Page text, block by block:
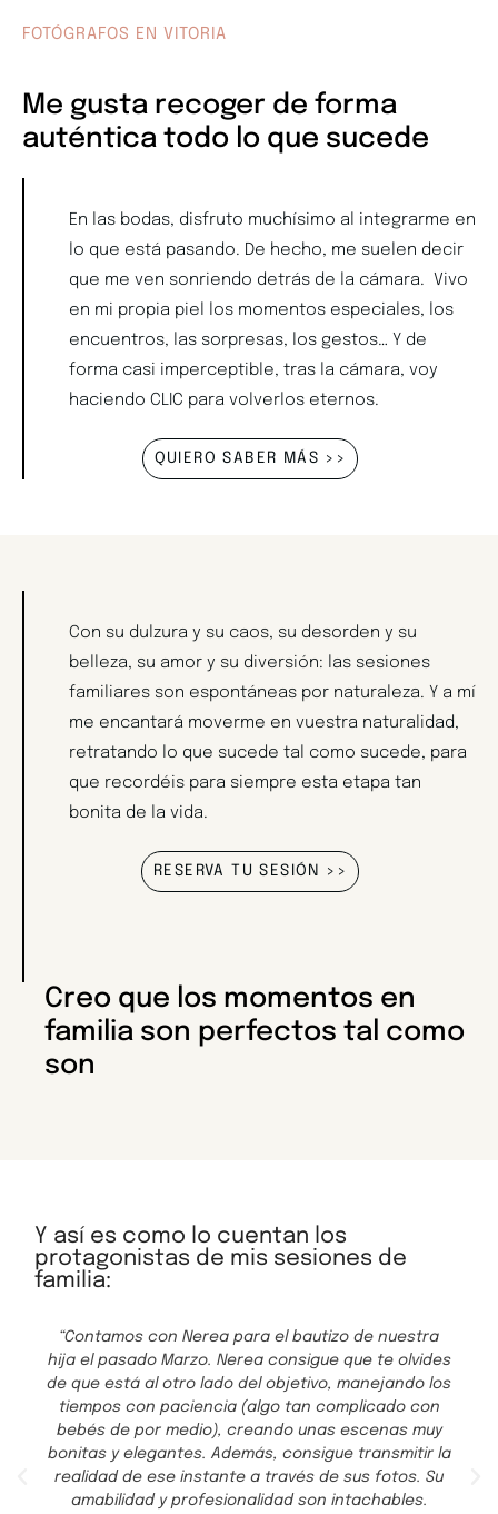
FOTÓGRAFOS EN VITORIA
Me gusta recoger de forma
auténtica todo lo que sucede
En las bodas, disfruto muchísimo al integrarme en
lo que está pasando. De hecho, me suelen decir
que me ven sonriendo detrás de la cámara. Vivo
en mi propia piel los momentos especiales, los
encuentros, las sorpresas, los gestos… Y de
forma casi imperceptible, tras la cámara, voy
haciendo CLIC para volverlos eternos.
QUIERO SABER MÁS >>
Con su dulzura y su caos, su desorden y su
belleza, su amor y su diversión: las sesiones
familiares son espontáneas por naturaleza. Y a mí
me encantará moverme en vuestra naturalidad,
retratando lo que sucede tal como sucede, para
que recordéis para siempre esta etapa tan
bonita de la vida.
RESERVA TU SESIÓN >>
Creo que los momentos en
familia son perfectos tal como
son
Y así es como lo cuentan los
protagonistas de mis sesiones de
familia:
“Contamos con Nerea para el bautizo de nuestra
hija el pasado Marzo. Nerea consigue que te olvides
de que está al otro lado del objetivo, manejando los
tiempos con paciencia (algo tan complicado con
bebés de por medio), creando unas escenas muy
bonitas y elegantes. Además, consigue transmitir la
realidad de ese instante a través de sus fotos. Su
amabilidad y profesionalidad son intachables.